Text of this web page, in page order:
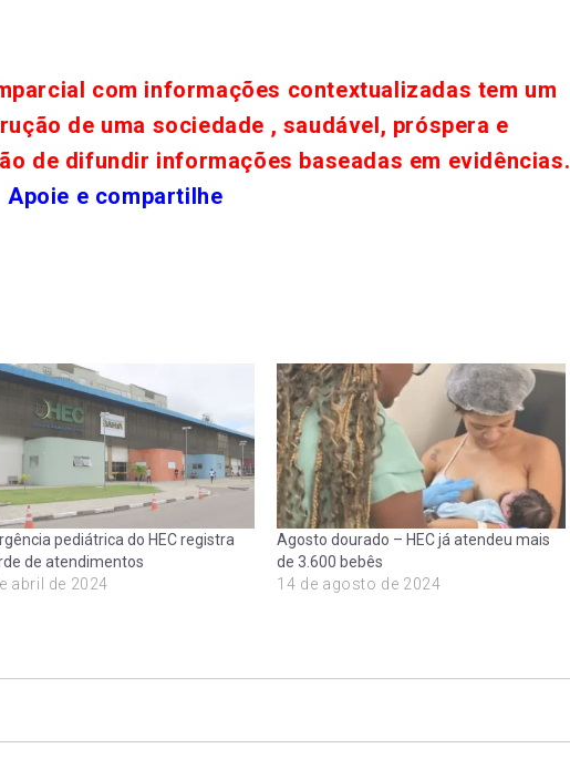
com informações contextualizadas tem um
de uma sociedade , saudável, próspera e
de difundir informações baseadas em evidências.
Apoie e compartilhe
pediátrica do HEC registra
de atendimentos
abril de 2024
Agosto dourado – HEC já atendeu mais
de 3.600 bebês
14 de agosto de 2024